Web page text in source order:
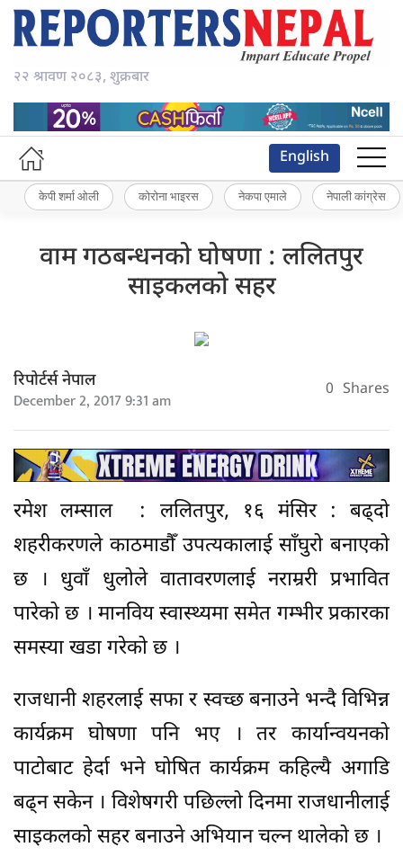
२२ श्रावण २०८३, शुक्रबार
English
केपी शर्मा ओली कोरोना भाइरस नेकपा एमाले नेपाली कांग्रेस
वाम गठबन्धनको घोषणा : ललितपुर
साइकलको सहर
रिपोर्टर्स नेपाल
December 2, 2017 9:31 am 0 Shares
रमेश लम्साल : ललितपुर, १६ मंसिर : बढ्दो
शहरीकरणले काठमाडौँ उपत्यकालाई साँघुरो बनाएको
छ । धुवाँ धुलोले वातावरणलाई नराम्ररी प्रभावित
पारेको छ । मानविय स्वास्थ्यमा समेत गम्भीर प्रकारका
समस्या खडा गरेको छ ।
राजधानी शहरलाई सफा र स्वच्छ बनाउने भन्दै विभिन्न
कार्यक्रम घोषणा पनि भए । तर कार्यान्वयनको
पाटोबाट हेर्दा भने घोषित कार्यक्रम कहिल्यै अगाडि
बढ्न सकेन । विशेषगरी पछिल्लो दिनमा राजधानीलाई
साइकलको सहर बनाउने अभियान चल्न थालेको छ ।